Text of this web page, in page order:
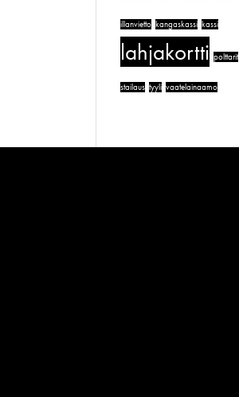
illanvietto kangaskassi kassi
lahjakortti polttarit
stailaus tyyli vaatelainaamo